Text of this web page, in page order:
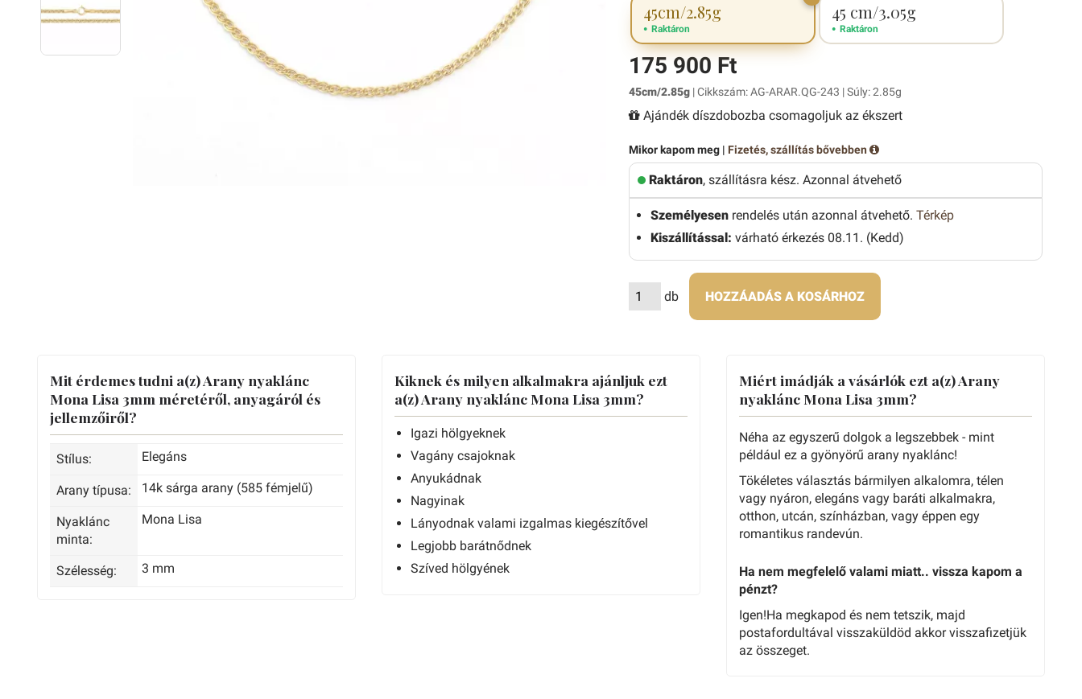
45cm/2.85g
Raktáron
45 cm/3.05g
Raktáron
175 900 Ft
45cm/2.85g| Cikkszám: AG-ARAR.QG-243 | Súly: 2.85g
Ajándék díszdobozba csomagoljuk az ékszert
Mikor kapom meg | Fizetés, szállítás bővebben
Raktáron, szállításra kész. Azonnal átvehető
Személyesenrendelés után azonnal átvehető. Térkép
Kiszállítással: várható érkezés 08.11. (Kedd)
db HOZZÁADÁS A KOSÁRHOZ
Mit érdemes tudni a(z) Arany nyaklánc
Mona Lisa 3mm méretéről, anyagáról és
jellemzőiről?
Stílus: Elegáns
Arany típusa: 14k sárga arany (585 fémjelű)
Nyaklánc
minta:
Mona Lisa
Szélesség: 3 mm
Kiknek és milyen alkalmakra ajánljuk ezt
a(z) Arany nyaklánc Mona Lisa 3mm?
Igazi hölgyeknek
Vagány csajoknak
Anyukádnak
Nagyinak
Lányodnak valami izgalmas kiegészítővel
Legjobb barátnődnek
Szíved hölgyének
Miért imádják a vásárlók ezt a(z) Arany
nyaklánc Mona Lisa 3mm?
Néha az egyszerű dolgok a legszebbek - mint
például ez a gyönyörű arany nyaklánc!
Tökéletes választás bármilyen alkalomra, télen
vagy nyáron, elegáns vagy baráti alkalmakra,
otthon, utcán, színházban, vagy éppen egy
romantikus randevún.
Ha nem megfelelő valami miatt.. vissza kapom a
pénzt?
Igen!Ha megkapod és nem tetszik, majd
postafordultával visszaküldöd akkor visszafizetjük
az összeget.